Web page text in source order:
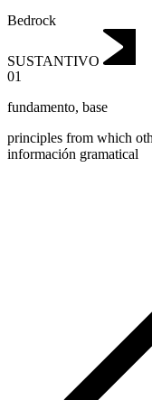
Bedrock
SUSTANTIVO
01
fundamento, base
principles from which
información gramatical